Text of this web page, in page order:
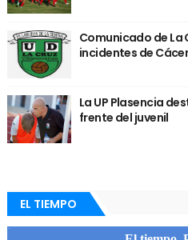
Comunicado de La
incidentes de
La UP Plasencia
frente del juvenil
EL TIEMPO